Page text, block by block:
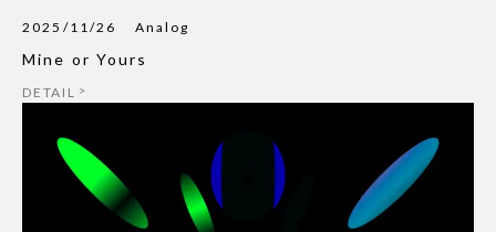
2025/11/26 Analog
Mine or Yours
DETAIL